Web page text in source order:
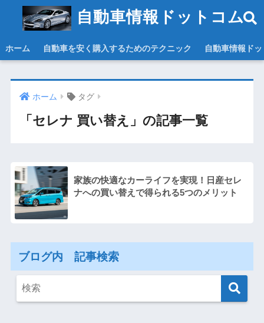
自動車情報ドットコム
ホーム 自動車を安く購入するためのテクニック 自動車情報ド
ホーム タグ
「セレナ 買い替え」の記事一覧
家族の快適なカーライフを実現！日産セレ
ナへの買い替えで得られる5つのメリット
ブログ内 記事検索